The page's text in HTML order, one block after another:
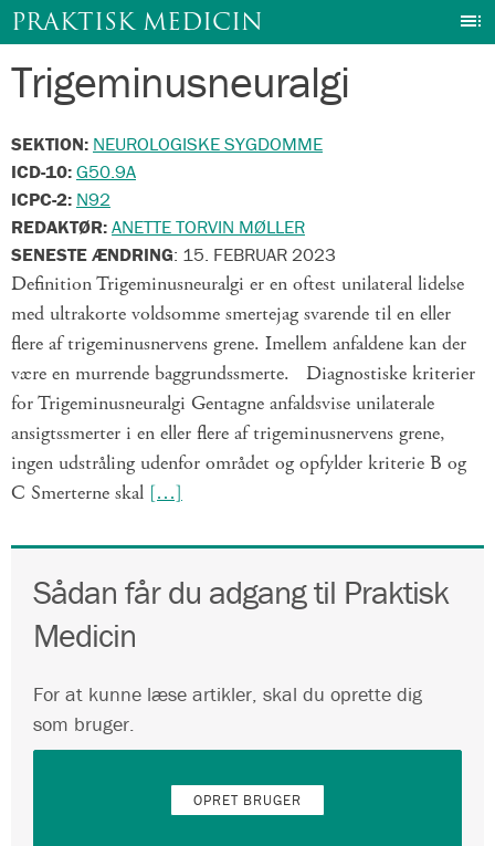
Gå
PRAKTISK MEDICIN
Trigeminusneuralgi
SEKTION: NEUROLOGISKE SYGDOMME
ICD-10:G50.9A
ICPC-2: N92
REDAKTØR:ANETTE TORVIN MØLLER
SENESTE ÆNDRING: 15. FEBRUAR 2023
Definition Trigeminusneuralgi er en oftest unilateral lidelse
med ultrakorte voldsomme smertejag svarende til en eller
flere af trigeminusnervens grene. Imellem anfaldene kan der
være en murrende baggrundssmerte. Diagnostiske kriterier
for Trigeminusneuralgi Gentagne anfaldsvise unilaterale
ansigtssmerter i en eller flere af trigeminusnervens grene,
ingen udstråling udenfor området og opfylder kriterie B og
C Smerterne skal […]
Sådan får du adgang til Praktisk
Medicin
For at kunne læse artikler, skal du oprette dig
som bruger.
OPRET BRUGER